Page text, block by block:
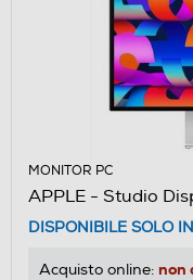
MONITOR PC
APPLE - Studio
DISPONIBILE SOLO
Acquisto online: non